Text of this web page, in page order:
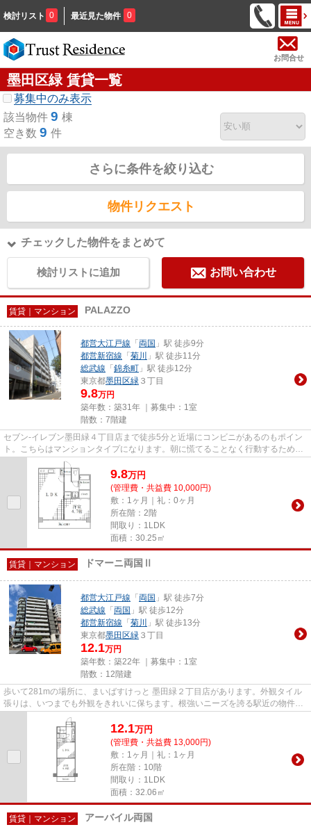
検討リスト 0 最近見た物件 0
お問合せ
墨田区緑 賃貸一覧
募集中のみ表示
該当物件 9 棟
空き数 9 件
さらに条件を絞り込む
物件リクエスト
チェックした物件をまとめて
検討リストに追加 お問い合わせ
賃貸｜マンション PALAZZO
都営大江戸線 「 両国 」駅 徒歩9分
都営新宿線 「 菊川
」駅 徒歩11分
総武線 「 錦糸町 」駅 徒歩12分
東京都墨田区緑 ３丁目
9.8万円
築年数：築31年 ｜募集中： 1室
階数：7階建
セブン-イレブン墨田緑４丁目店まで徒歩5分と近場にコンビニがあるのもポイン
ト。こちらはマンションタイプになります。朝に慌てることなく行動するために
駅から徒歩9分の駅近物件はい...
9.8万円
(管理費・共益費 10,000円)
敷：1ヶ月｜礼：0ヶ月
所在階：2階
間取り：1LDK
面積：30.25㎡
賃貸｜マンション ドマーニ両国Ⅱ
都営大江戸線 「 両国 」駅 徒歩7分
総武線 「 両国 」駅 徒歩12分
都営新宿線 「 菊川
」駅 徒歩13分
東京都墨田区緑 ３丁目
12.1万円
築年数：築22年 ｜募集中： 1室
階数：12階建
歩いて281mの場所に、まいばすけっと 墨田緑２丁目店があります。外観タイル
張りは、いつまでも外観をきれいに保ちます。根強いニーズを誇る駅近の物件と
なり、徒歩7分に駅があります...
12.1万円
(管理費・共益費 13,000円)
敷：1ヶ月｜礼：1ヶ月
所在階：10階
間取り：1LDK
面積：32.06㎡
賃貸｜マンション アーバイル両国